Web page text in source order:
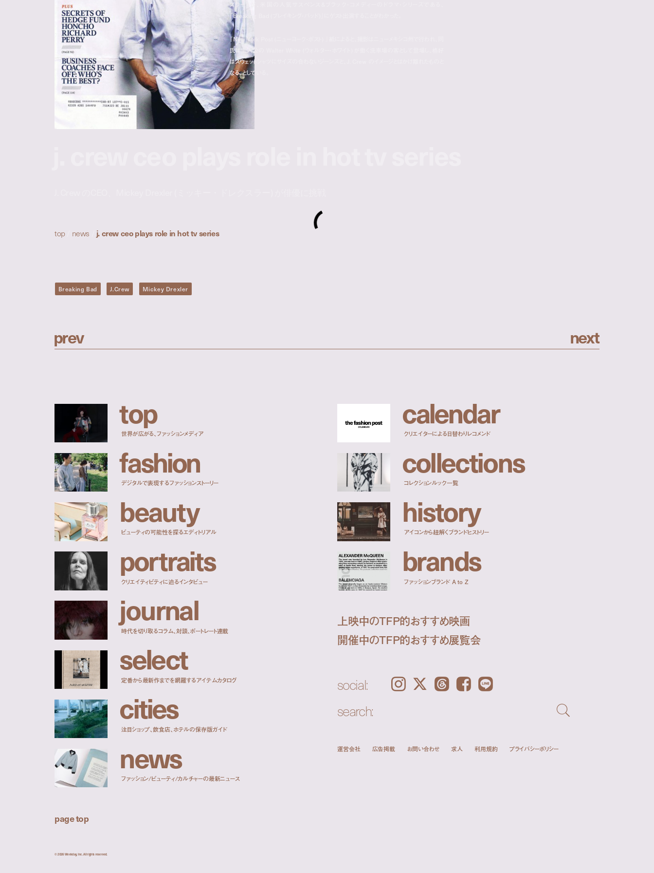
スラー) が、米国の人気サスペンス＆ブラック・コメディーのドラマ・シリーズである、
「Breaking Bad (ブレイキング・バッド)」にゲスト出演することがわかった。
『New York Post (ニューヨーク・ポスト) 』紙によると、撮影はニューメキシコ州で行われ、同
氏は主人公の Walter White (ウォルター・ホワイト) が働く洗車場の客として登場し、格好
はスウェットシャツにサイズの合わないジーンズと、J. Crew のイメージとはかけ離れたものと
なる、としている。
top/ news j. crew ceo plays role in hot tv series
Breaking Bad J.Crew Mickey Drexler
prev next
top
世界が広がる、ファッションメディア
fashion
デジタルで表現するファッションストーリー
beauty
ビューティの可能性を探るエディトリアル
portraits
クリエイティビティに迫るインタビュー
journal
時代を切り取るコラム、対談、ポートレート連載
select
定番から最新作までを網羅するアイテムカタログ
cities
注目ショップ、飲食店、ホテルの保存版ガイド
news
ファッション/ビューティ/カルチャーの最新ニュース
calendar
クリエイターによる日替わりレコメンド
collections
コレクションルック一覧
history
アイコンから紐解くブランドヒストリー
brands
ファッションブランド A to Z
上映中のTFP的おすすめ映画
開催中のTFP的おすすめ展覧会
social: Instagram 𝕏 Threads Facebook LINE
search:
運営会社 広告掲載 お問い合わせ 求人 利用規約 プライバシーポリシー
page top
© 2026 Weekday, Inc. All rights reserved.